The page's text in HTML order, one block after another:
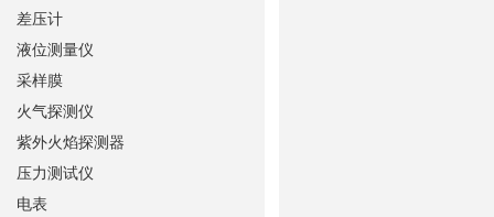
差压计
液位测量仪
采样膜
火气探测仪
紫外火焰探测器
压力测试仪
电表